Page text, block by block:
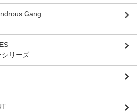
Gang
シリーズ